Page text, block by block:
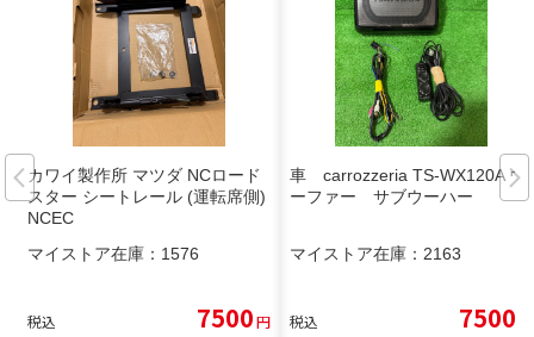
カワイ製作所 マツダ NCロード
スター シートレール (運転席側)
NCEC
マイストア在庫： 1576
税込 7500円
車 carrozzeria TS-WX120A ウ
ーファー サブウーハー
マイストア在庫： 2163
税込 7500